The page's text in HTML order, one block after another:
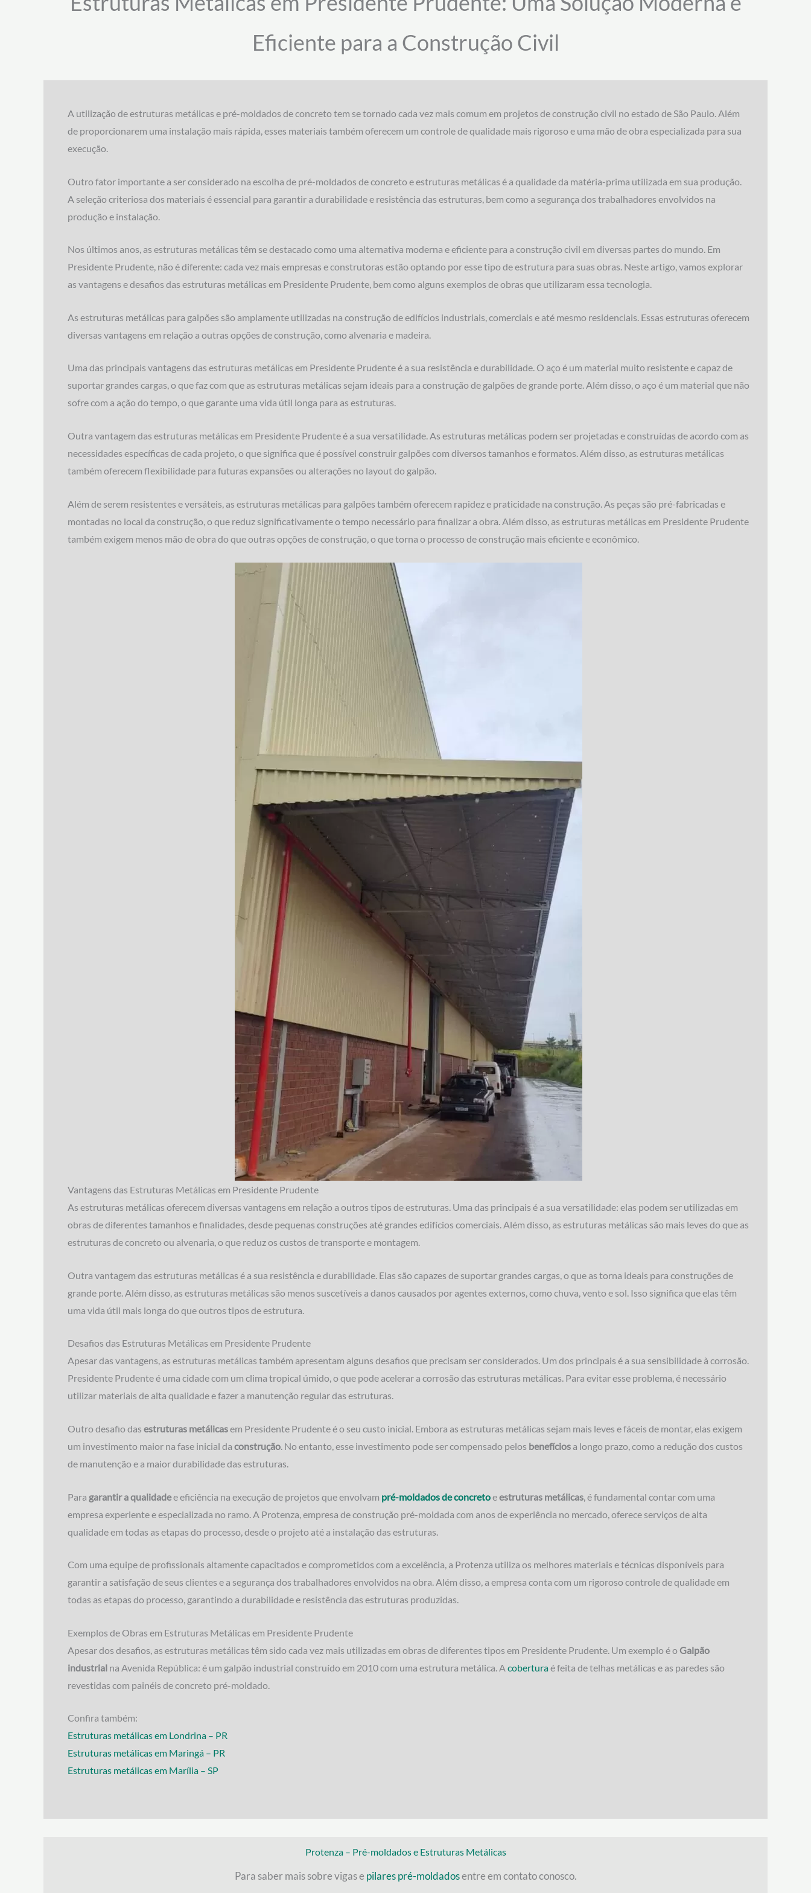
Eficiente para a Construção Civil
A utilização de estruturas metálicas e pré-moldados de concreto tem se tornado cada vez mais comum em projetos de construção civil no estado de São Paulo. Além
de proporcionarem uma instalação mais rápida, esses materiais também oferecem um controle de qualidade mais rigoroso e uma mão de obra especializada para sua
execução.
Outro fator importante a ser considerado na escolha de pré-moldados de concreto e estruturas metálicas é a qualidade da matéria-prima utilizada em sua produção.
A seleção criteriosa dos materiais é essencial para garantir a durabilidade e resistência das estruturas, bem como a segurança dos trabalhadores envolvidos na
produção e instalação.
Nos últimos anos, as estruturas metálicas têm se destacado como uma alternativa moderna e eficiente para a construção civil em diversas partes do mundo. Em
Presidente Prudente, não é diferente: cada vez mais empresas e construtoras estão optando por esse tipo de estrutura para suas obras. Neste artigo, vamos explorar
as vantagens e desafios das estruturas metálicas em Presidente Prudente, bem como alguns exemplos de obras que utilizaram essa tecnologia.
As estruturas metálicas para galpões são amplamente utilizadas na construção de edifícios industriais, comerciais e até mesmo residenciais. Essas estruturas oferecem
diversas vantagens em relação a outras opções de construção, como alvenaria e madeira.
Uma das principais vantagens das estruturas metálicas em Presidente Prudente é a sua resistência e durabilidade. O aço é um material muito resistente e capaz de
suportar grandes cargas, o que faz com que as estruturas metálicas sejam ideais para a construção de galpões de grande porte. Além disso, o aço é um material que não
sofre com a ação do tempo, o que garante uma vida útil longa para as estruturas.
Outra vantagem das estruturas metálicas em Presidente Prudente é a sua versatilidade. As estruturas metálicas podem ser projetadas e construídas de acordo com as
necessidades específicas de cada projeto, o que significa que é possível construir galpões com diversos tamanhos e formatos. Além disso, as estruturas metálicas
também oferecem flexibilidade para futuras expansões ou alterações no layout do galpão.
Além de serem resistentes e versáteis, as estruturas metálicas para galpões também oferecem rapidez e praticidade na construção. As peças são pré-fabricadas e
montadas no local da construção, o que reduz significativamente o tempo necessário para finalizar a obra. Além disso, as estruturas metálicas em Presidente Prudente
também exigem menos mão de obra do que outras opções de construção, o que torna o processo de construção mais eficiente e econômico.
Vantagens das Estruturas Metálicas em Presidente Prudente
As estruturas metálicas oferecem diversas vantagens em relação a outros tipos de estruturas. Uma das principais é a sua versatilidade: elas podem ser utilizadas em
obras de diferentes tamanhos e finalidades, desde pequenas construções até grandes edifícios comerciais. Além disso, as estruturas metálicas são mais leves do que as
estruturas de concreto ou alvenaria, o que reduz os custos de transporte e montagem.
Outra vantagem das estruturas metálicas é a sua resistência e durabilidade. Elas são capazes de suportar grandes cargas, o que as torna ideais para construções de
grande porte. Além disso, as estruturas metálicas são menos suscetíveis a danos causados por agentes externos, como chuva, vento e sol. Isso significa que elas têm
uma vida útil mais longa do que outros tipos de estrutura.
Desafios das Estruturas Metálicas em Presidente Prudente
Apesar das vantagens, as estruturas metálicas também apresentam alguns desafios que precisam ser considerados. Um dos principais é a sua sensibilidade à corrosão.
Presidente Prudente é uma cidade com um clima tropical úmido, o que pode acelerar a corrosão das estruturas metálicas. Para evitar esse problema, é necessário
utilizar materiais de alta qualidade e fazer a manutenção regular das estruturas.
Outro desafio das estruturas metálicasem Presidente Prudente é o seu custo inicial. Embora as estruturas metálicas sejam mais leves e fáceis de montar, elas exigem
um investimento maior na fase inicial da construção. No entanto, esse investimento pode ser compensado pelos benefícios a longo prazo, como a redução dos custos
de manutenção e a maior durabilidade das estruturas.
Para garantir a qualidadee eficiência na execução de projetos que envolvam pré-moldados de concretoeestruturas metálicas , é fundamental contar com uma
empresa experiente e especializada no ramo. A Protenza, empresa de construção pré-moldada com anos de experiência no mercado, oferece serviços de alta
qualidade em todas as etapas do processo, desde o projeto até a instalação das estruturas.
Com uma equipe de profissionais altamente capacitados e comprometidos com a excelência, a Protenza utiliza os melhores materiais e técnicas disponíveis para
garantir a satisfação de seus clientes e a segurança dos trabalhadores envolvidos na obra. Além disso, a empresa conta com um rigoroso controle de qualidade em
todas as etapas do processo, garantindo a durabilidade e resistência das estruturas produzidas.
Exemplos de Obras em Estruturas Metálicas em Presidente Prudente
Apesar dos desafios, as estruturas metálicas têm sido cada vez mais utilizadas em obras de diferentes tipos em Presidente Prudente. Um exemplo é oGalpão
industrial na Avenida República: é um galpão industrial construído em 2010 com uma estrutura metálica. A coberturaé feita de telhas metálicas e as paredes são
revestidas com painéis de concreto pré-moldado.
Confira também:
Estruturas metálicas em Londrina – PR
Estruturas metálicas em Maringá – PR
Estruturas metálicas em Marília – SP
Protenza – Pré-moldados e Estruturas Metálicas
Para saber mais sobre vigas e pilares pré-moldadosentre em contato conosco.